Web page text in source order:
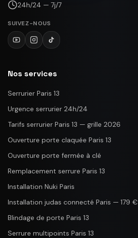
24h/24 — 7j/7
SUIVEZ-NOUS
Nos services
Serrurier Paris 13
Urgence serrurier 24h/24
Tarifs serrurier Paris 13 — grille 2026
Ouverture porte claquée Paris 13
Ouverture porte fermée à clé
Remplacement serrure Paris 13
Installation Nuki Paris
Installation judas connecté Paris — 179 €
Blindage de porte Paris 13
Serrure multipoints Paris 13